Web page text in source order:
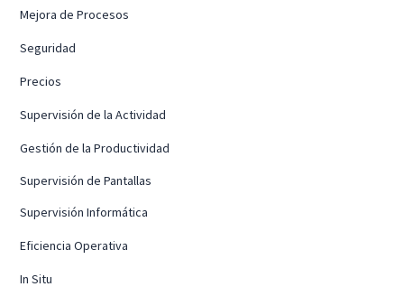
Mejora de Procesos
Seguridad
Precios
Supervisión de la Actividad
Gestión de la Productividad
Supervisión de Pantallas
Supervisión Informática
Eficiencia Operativa
In Situ